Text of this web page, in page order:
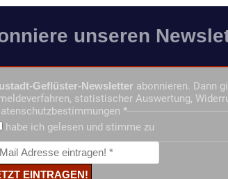
unseren
Geflüster-Newsletter abonnieren. Dann
statistischer Auswertung,
*
habe ich gelesen und stimme zu